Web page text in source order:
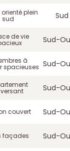
plein
sud Sud
de vie Sud-
à
spacieuses Sud-
Sud-
couvert Sud-
façades Sud-